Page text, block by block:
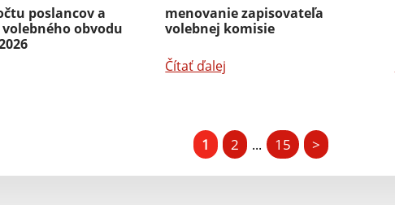
poslancov a
obvodu
menovanie zapisovateľa
volebnej komisie
Čítať ďalej
1 2 ... 15 >